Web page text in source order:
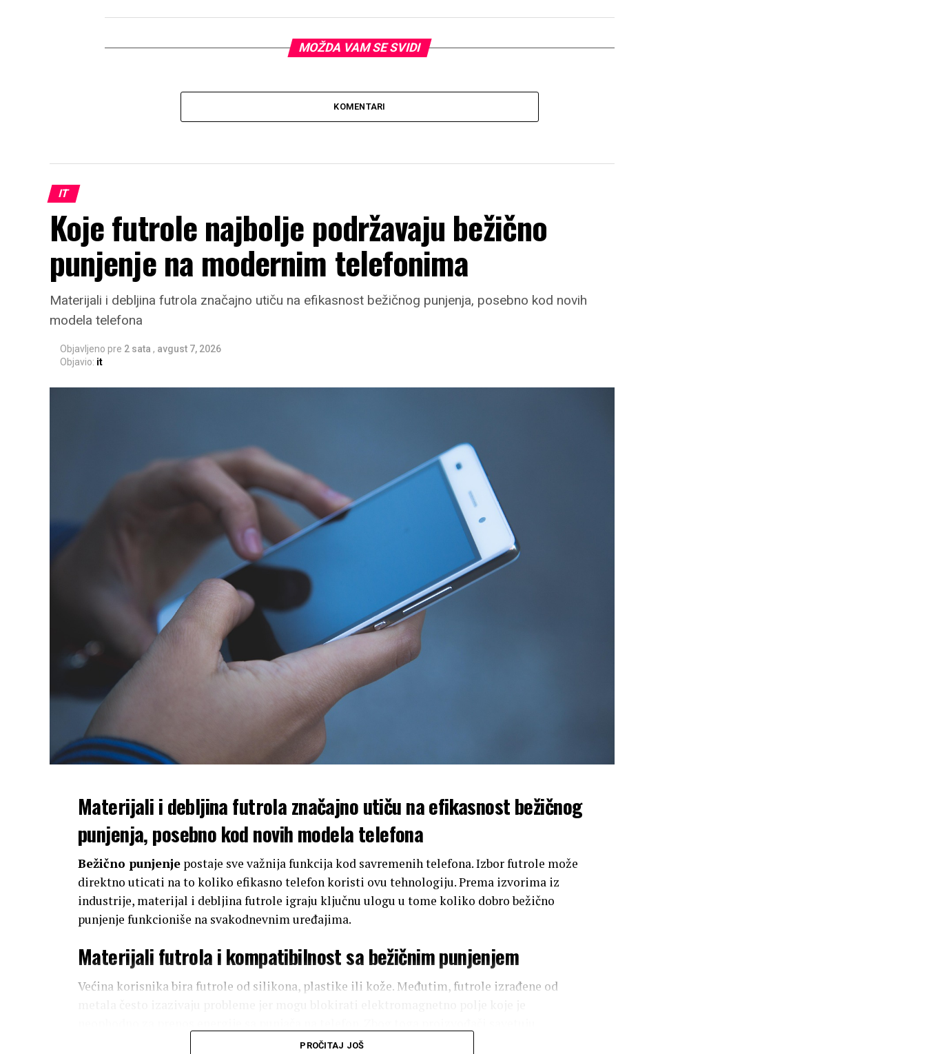
MOŽDA VAM SE SVIDI
KOMENTARI
IT
Koje futrole najbolje podržavaju bežično
punjenje na modernim telefonima
Materijali i debljina futrola značajno utiču na efikasnost bežičnog punjenja, posebno kod novih
modela telefona
Objavljeno pre 2 sata , avgust 7, 2026
Objavio: it
Materijali i debljina futrola značajno utiču na efikasnost bežičnog
punjenja, posebno kod novih modela telefona
Bežično punjenje postaje sve važnija funkcija kod savremenih telefona. Izbor futrole može
direktno uticati na to koliko efikasno telefon koristi ovu tehnologiju. Prema izvorima iz
industrije, materijal i debljina futrole igraju ključnu ulogu u tome koliko dobro bežično
punjenje funkcioniše na svakodnevnim uređajima.
Materijali futrola i kompatibilnost sa bežičnim punjenjem
Većina korisnika bira futrole od silikona, plastike ili kože. Međutim, futrole izrađene od
korišćenje nemetalnih futrola, posebno kada je bežično punjenje prioritet. Pored toga, tanje
PROČITAJ JOŠ